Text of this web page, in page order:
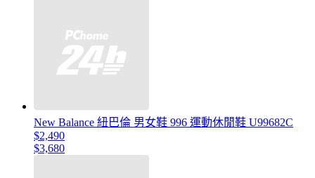
New Balance 紐巴倫 男女鞋 996 運動休閒鞋 U99682C
$2,490
$3,680